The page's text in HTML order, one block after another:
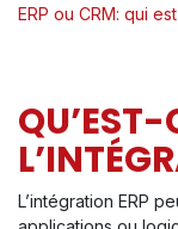
ERP ou CRM: qui
QU’EST-
L’intégration ERP